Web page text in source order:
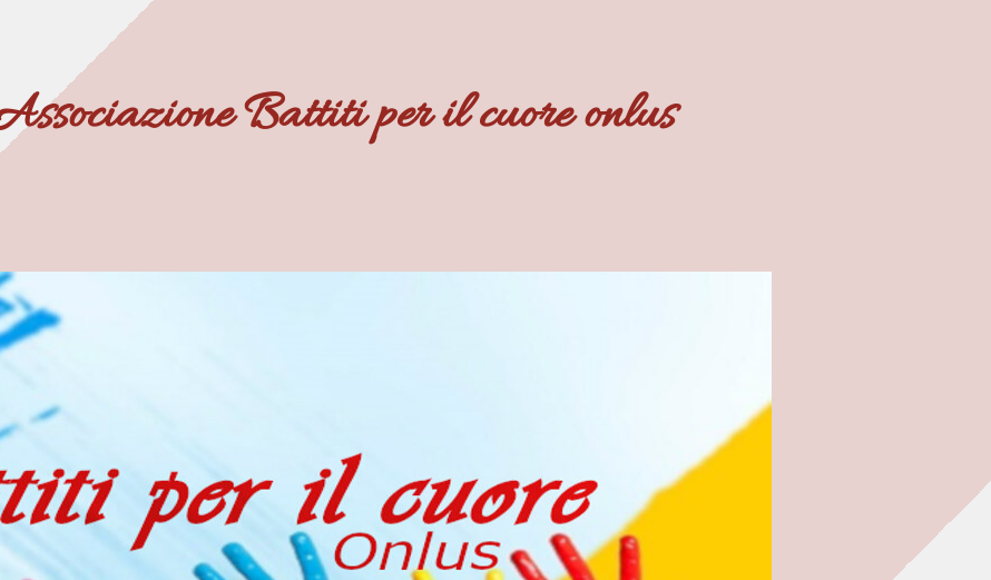
Battiti per il cuore onlus